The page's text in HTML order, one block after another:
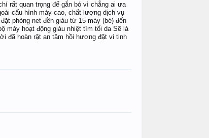
rất quan trọng để gắn bó vì chẳng ai ưa
cấu hình máy cao, chất lượng dịch vụ
phòng net đền giàu từ 15 máy (bé) đến
máy hoạt động giàu nhiệt tìm tối da Sẽ là
đã hoàn rặt an tâm hồi hương đặt vi tinh